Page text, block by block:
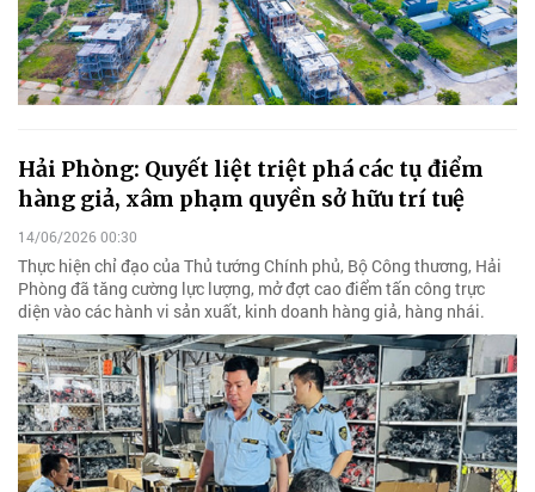
Hải Phòng: Quyết liệt triệt phá các tụ điểm
hàng giả, xâm phạm quyền sở hữu trí tuệ
14/06/2026 00:30
Thực hiện chỉ đạo của Thủ tướng Chính phủ, Bộ Công thương, Hải
Phòng đã tăng cường lực lượng, mở đợt cao điểm tấn công trực
diện vào các hành vi sản xuất, kinh doanh hàng giả, hàng nhái.